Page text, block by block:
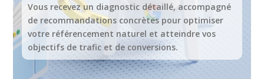
Vous recevez un diagnostic détaillé, accompagné
de recommandations concrètes pour optimiser
votre référencement naturel et atteindre vos
objectifs de trafic et de conversions.